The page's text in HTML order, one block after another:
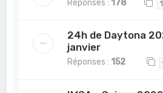
Réponses : 178 1
24h de Daytona
janvier
Réponses : 152